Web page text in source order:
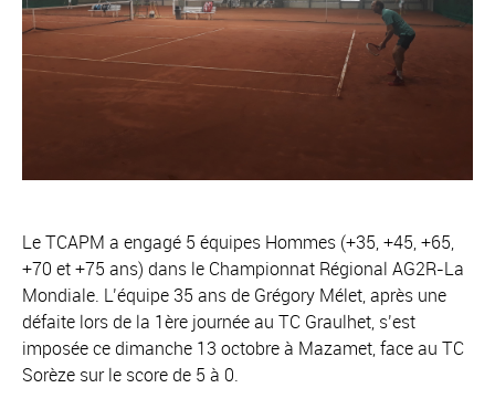
Le TCAPM a engagé 5 équipes Hommes (+35, +45, +65,
+70 et +75 ans) dans le Championnat Régional AG2R-La
Mondiale. L’équipe 35 ans de Grégory Mélet, après une
défaite lors de la 1ère journée au TC Graulhet, s’est
imposée ce dimanche 13 octobre à Mazamet, face au TC
Sorèze sur le score de 5 à 0.